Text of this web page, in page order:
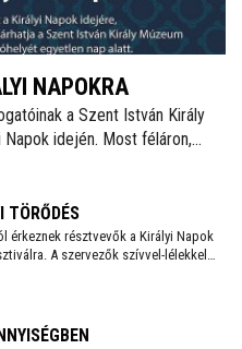
NAPOKRA
a Szent István Király
idején. Most féláron,
lesz az ünnepi időszakban.
TÖRŐDÉS
érkeznek résztvevők a Királyi Napok
A szervezők szívvel-lélekkel
főznek majd a vendégeknek igazi,
10-én, hétfőn kezdődik a